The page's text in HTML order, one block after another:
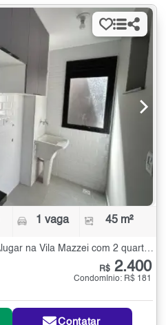
1 vaga 45 m²
Condomínio Fechado para Alugar na Vila Mazzei com 2 quartos - 45 m²
R$ 2.400
Condomínio: R$ 181
Contatar